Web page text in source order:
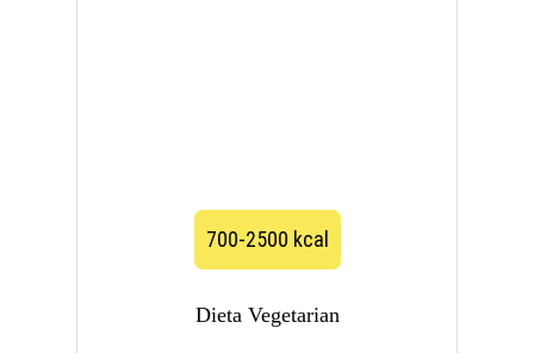
700-2500 kcal
Dieta Vegetarian